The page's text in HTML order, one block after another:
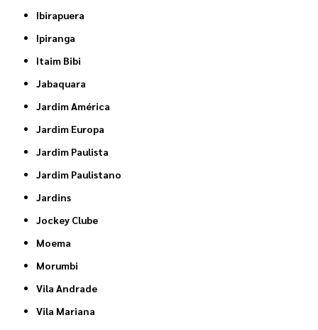
Ibirapuera
Ipiranga
Itaim Bibi
Jabaquara
Jardim América
Jardim Europa
Jardim Paulista
Jardim Paulistano
Jardins
Jockey Clube
Moema
Morumbi
Vila Andrade
Vila Mariana